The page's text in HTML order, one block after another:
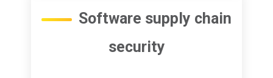
Software supply chain
security